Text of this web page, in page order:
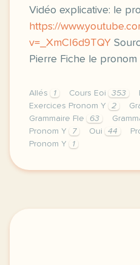
Vidéo explicative: le
https://
v=_XmCI6d9TQY
Pierre Fiche le pronom
Allés 1 Cours Eoi 353
Exercices Pronom Y
2
Grammaire Fle
63
Pronom Y
7 Oui 44
Pronom Y
1
cette derniere